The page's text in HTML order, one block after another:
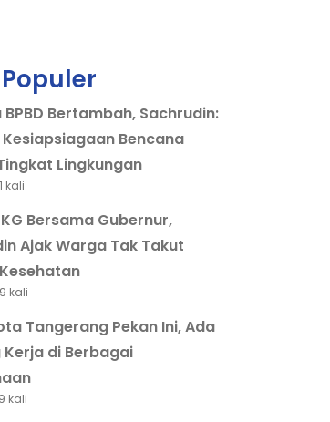
Bertambah, Sachrudin:
Bencana
Lingkungan
kali
Bersama Gubernur,
Ajak Warga Tak Takut
kali
Tangerang Pekan Ini, Ada
Kerja di Berbagai
kali